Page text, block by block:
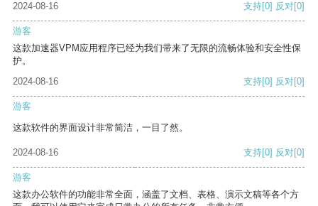
2024-08-16
支持[0] 反对[0]
游客
这款加速器VPM应用程序已经为我们带来了无限的流畅体验和安全性保
护。
2024-08-16
支持[0] 反对[0]
游客
这款软件的界面设计非常简洁，一目了然。
2024-08-16 支持[0] 反对[0]
游客
这款办公软件的功能非常全面，涵盖了文档、表格、演示文稿等各个方